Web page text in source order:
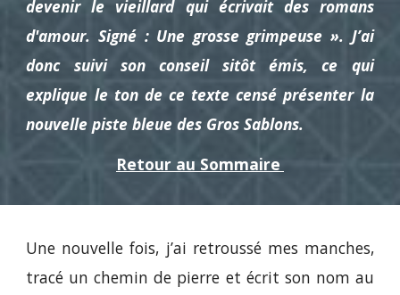
devenir le vieillard qui écrivait des romans
d'amour. Signé : Une grosse grimpeuse ». J’ai
donc suivi son conseil sitôt émis, ce qui
explique le ton de ce texte censé présenter la
nouvelle piste bleue des Gros Sablons.
Retour au Sommaire
Une nouvelle fois, j’ai retroussé mes manches,
tracé un chemin de pierre et écrit son nom au